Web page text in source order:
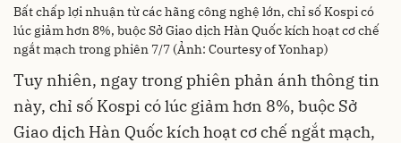
Bất chấp lợi nhuận từ các hãng công nghệ lớn, chỉ số Kospi có
lúc giảm hơn 8%, buộc Sở Giao dịch Hàn Quốc kích hoạt cơ chế
ngắt mạch trong phiên 7/7 (Ảnh: Courtesy of Yonhap)
Tuy nhiên, ngay trong phiên phản ánh thông tin
này, chỉ số Kospi có lúc giảm hơn 8%, buộc Sở
Giao dịch Hàn Quốc kích hoạt cơ chế ngắt mạch,